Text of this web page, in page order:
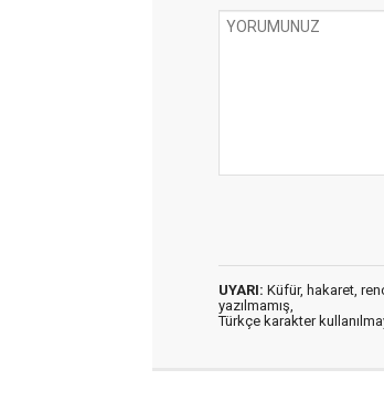
UYARI: Küfür, hakaret,
yazılmamış,
Türkçe karakter